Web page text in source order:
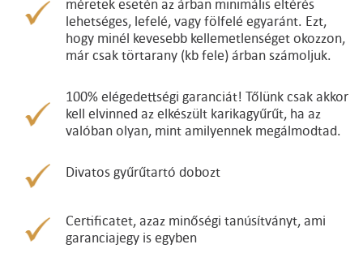
méretek esetén az árban minimális eltérés
lehetséges, lefelé, vagy fölfelé egyaránt. Ezt,
hogy minél kevesebb kellemetlenséget okozzon,
már csak törtarany (kb fele) árban számoljuk.
100% elégedettségi garanciát! Tőlünk csak akkor
kell elvinned az elkészült karikagyűrűt, ha az
valóban olyan, mint amilyennek megálmodtad.
Divatos gyűrűtartó dobozt
Certificatet, azaz minőségi tanúsítványt, ami
garanciajegy is egyben